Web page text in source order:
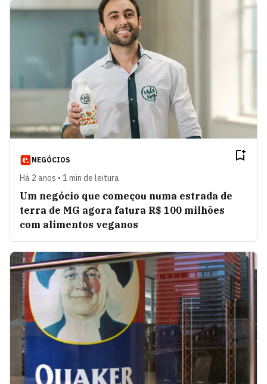
NEGÓCIOS
Há 2 anos • 1 min de leitura
Um negócio que começou numa estrada de
terra de MG agora fatura R$ 100 milhões
com alimentos veganos